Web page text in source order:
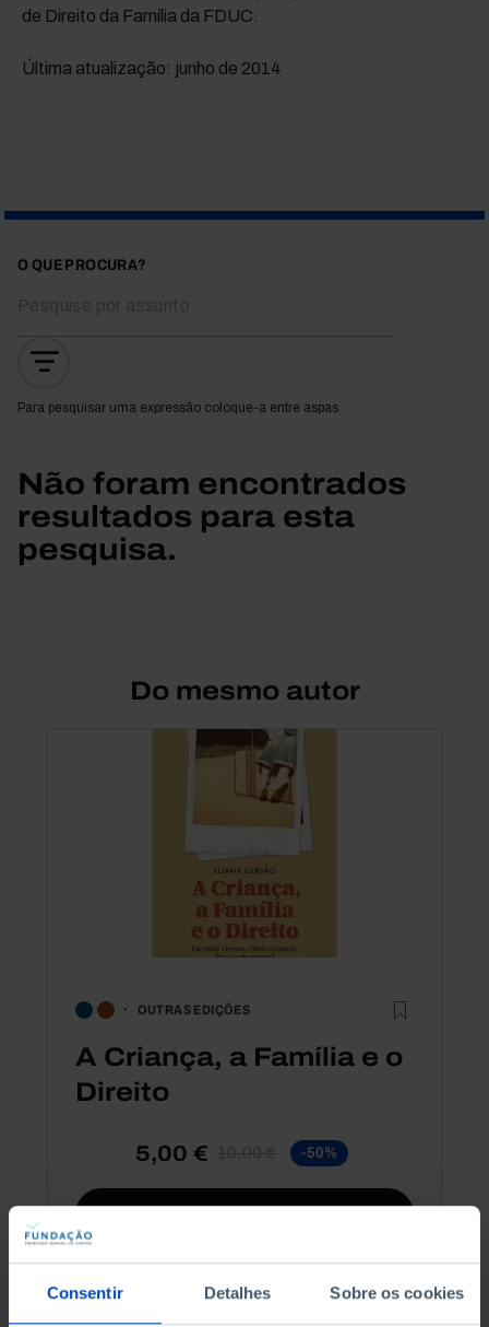
Consentir Detalhes Sobre os cookies
de Direito da Família da FDUC.
Última atualização: junho de 2014
O QUE PROCURA?
Para pesquisar uma expressão coloque-a entre aspas
Não foram encontrados
resultados para esta
pesquisa.
Do mesmo autor
OUTRAS EDIÇÕES
A Criança, a Família e o
Direito
5,00 € 10,00 € -50%
Comprar